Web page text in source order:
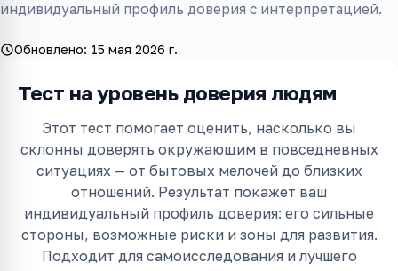
индивидуальный профиль доверия с интерпретацией.
Обновлено: 15 мая 2026 г.
Тест на уровень доверия людям
Этот тест помогает оценить, насколько вы
склонны доверять окружающим в повседневных
ситуациях — от бытовых мелочей до близких
отношений. Результат покажет ваш
индивидуальный профиль доверия: его сильные
стороны, возможные риски и зоны для развития.
Подходит для самоисследования и лучшего